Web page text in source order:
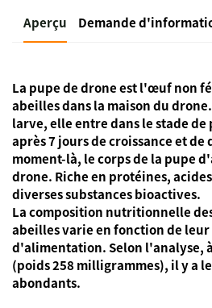
Aperçu Demande
La pupe de drone est l'œuf non
abeilles dans la maison du
larve, elle entre dans le stade de
après 7 jours de croissance et de
moment-là, le corps de la pupe
drone. Riche en protéines,
diverses substances bioactives.
La composition nutritionnelle
abeilles varie en fonction de leur
d'alimentation. Selon l'analyse,
(poids 258 milligrammes), il y a
abondants.